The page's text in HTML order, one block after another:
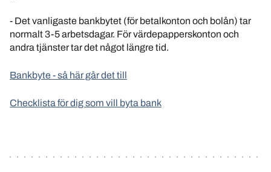
- Det vanligaste bankbytet (för betalkonton och bolån) tar
normalt 3-5 arbetsdagar. För värdepapperskonton och
andra tjänster tar det något längre tid.
Bankbyte - så här går det till
Checklista för dig som vill byta bank